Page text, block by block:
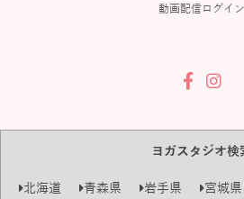
動画配信ログイン
ヨガスタジオ検
北海道 青森県 岩手県 宮城県